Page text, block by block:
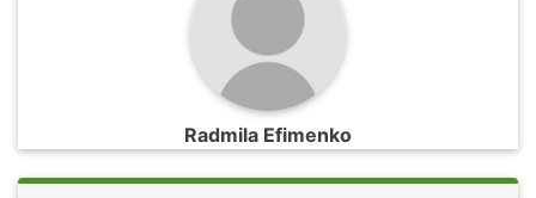
Radmila Efimenko